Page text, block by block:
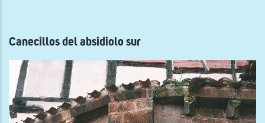
Canecillos del absidiolo sur